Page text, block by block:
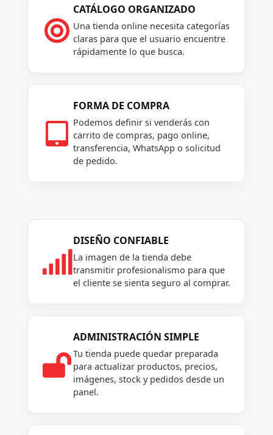

CATÁLOGO ORGANIZADO
Una tienda online necesita categorías
claras para que el usuario encuentre
rápidamente lo que busca.

FORMA DE COMPRA
Podemos definir si venderás con
carrito de compras, pago online,
transferencia, WhatsApp o solicitud
de pedido.

DISEÑO CONFIABLE
La imagen de la tienda debe
transmitir profesionalismo para que
el cliente se sienta seguro al comprar.

ADMINISTRACIÓN SIMPLE
Tu tienda puede quedar preparada
para actualizar productos, precios,
imágenes, stock y pedidos desde un
panel.